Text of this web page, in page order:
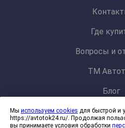
Где
Вопросы и
ТМ
Блог
Политика конфиденциальности и
Согласие на обработку
Мы используем cookies для быстрой и
https://avtotok24.ru/. Продолжая
вы принимаете условия обработки